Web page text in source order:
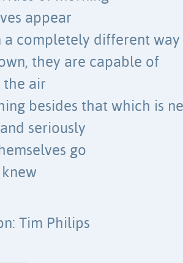
appear
a completely different way
they are capable of
the air
besides that which is
seriously
go
Tim Philips